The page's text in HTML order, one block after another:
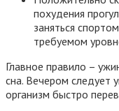
похудения
заняться
требуемом
Главное правило –
сна. Вечером следует
организм быстро